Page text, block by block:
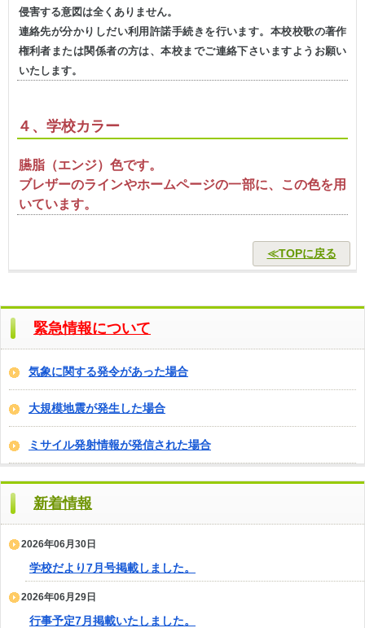
侵害する意図は全くありません。
連絡先が分かりしだい利用許諾手続きを行います。本校校歌の著作
権利者または関係者の方は、本校までご連絡下さいますようお願い
いたします。
４、学校カラー
臙脂（エンジ）色です。
ブレザーのラインやホームページの一部に、この色を用
いています。
≪TOPに戻る
緊急情報について
気象に関する発令があった場合
大規模地震が発生した場合
ミサイル発射情報が発信された場合
新着情報
2026年06月30日
学校だより7月号掲載しました。
2026年06月29日
行事予定7月掲載いたしました。